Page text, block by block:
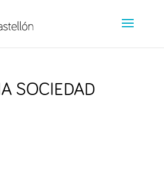
SOCIEDAD